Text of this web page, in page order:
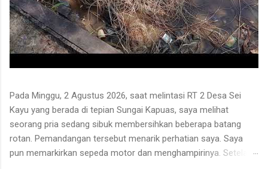
Pada Minggu, 2 Agustus 2026, saat melintasi RT 2 Desa Sei
Kayu yang berada di tepian Sungai Kapuas, saya melihat
seorang pria sedang sibuk membersihkan beberapa batang
rotan. Pemandangan tersebut menarik perhatian saya. Saya
pun memarkirkan sepeda motor dan menghampirinya. Setelah